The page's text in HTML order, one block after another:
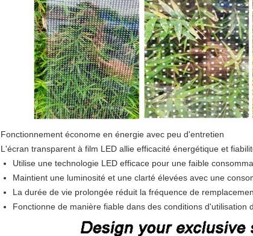
Fonctionnement économe en énergie avec peu d'entretien
L'écran transparent à film LED allie efficacité énergétique et
Utilise une technologie LED efficace pour une faible
Maintient une luminosité et une clarté élevées avec une
La durée de vie prolongée réduit la fréquence de
Fonctionne de manière fiable dans des conditions